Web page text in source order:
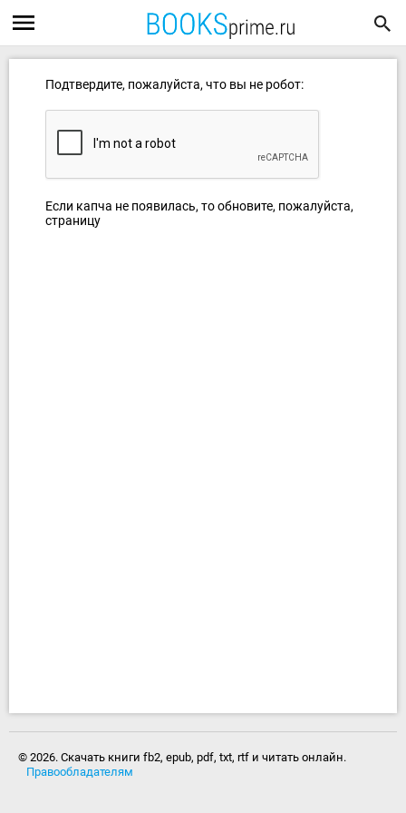
Подтвердите, пожалуйста, что вы не робот:
Если капча не появилась, то обновите, пожалуйста,
страницу
© 2026. Скачать книги fb2, epub, pdf, txt, rtf и читать онлайн.
Правообладателям